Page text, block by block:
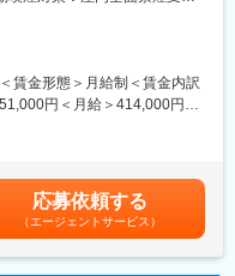
製品開発・治験薬製造等にも
の中で、工業化技術・薬制・
るため、1人の先輩が6ヶ月間
制度あり。
り、一例として改善活動、働
保証ガバナンス強化の推進。
立案・実行・監視等。
当局・認証機関等）による査
の確認、監査
ガイダンス、必須の客観的証
賃金形態＞月給制＜賃金内訳
円＜月給＞414,000円～
じて上下する可能性がありま
表記です。
応募依頼する
（エージェントサービス）